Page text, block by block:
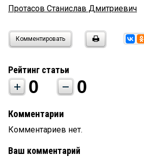
Протасов Станислав Дмитриевич
Комментировать
Рейтинг статьи
0 0
Комментарии
Комментариев нет.
Ваш комментарий